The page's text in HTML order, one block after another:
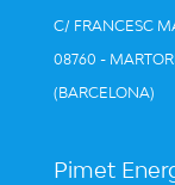
C/ FRANCESC
08760 -
(BARCELONA)
Pimet